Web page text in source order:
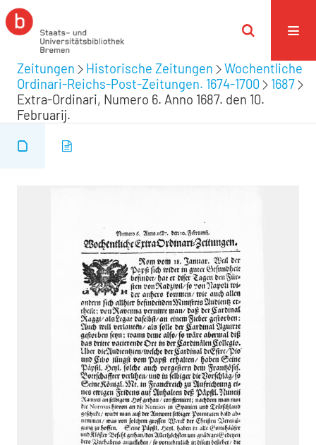
Zeitungen Historische Zeitungen
Wochentliche
Ordinari-Reichs-Post-Zeitungen. 1674-1700
1687
Extra-Ordinari, Numero 6. Anno 1687. den 10.
Februarij.